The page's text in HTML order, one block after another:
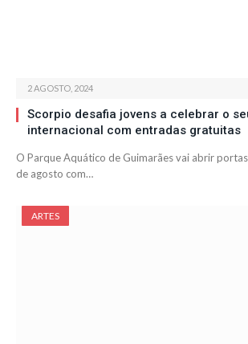
2 AGOSTO, 2024
Scorpio desafia jovens a celebrar o
internacional com entradas gratuitas
O Parque Aquático de Guimarães vai abrir
de agosto com…
ARTES